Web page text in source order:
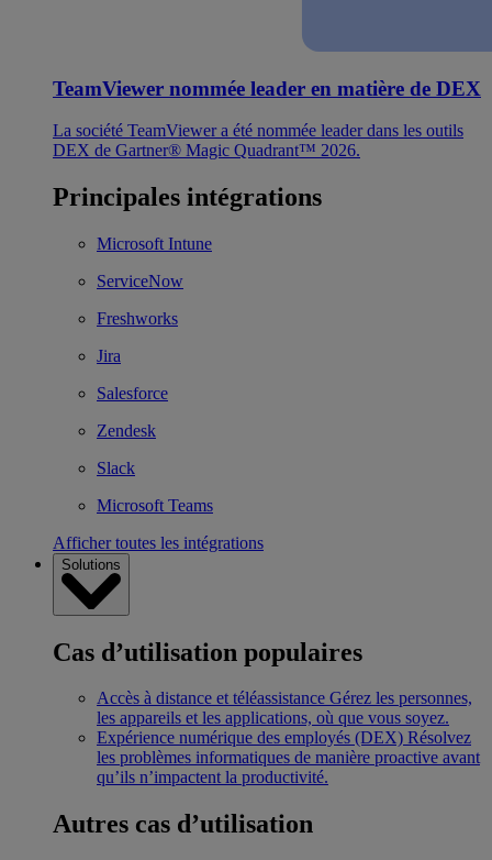
TeamViewer nommée leader en matière de DEX
La société TeamViewer a été nommée leader dans les outils
DEX de Gartner® Magic Quadrant™ 2026.
Principales intégrations
Microsoft Intune
ServiceNow
Freshworks
Jira
Salesforce
Zendesk
Slack
Microsoft Teams
Afficher toutes les intégrations
Solutions
Cas d’utilisation populaires
Accès à distance et téléassistance Gérez les personnes,
les appareils et les applications, où que vous soyez.
Expérience numérique des employés (DEX) Résolvez
les problèmes informatiques de manière proactive avant
qu’ils n’impactent la productivité.
Autres cas d’utilisation